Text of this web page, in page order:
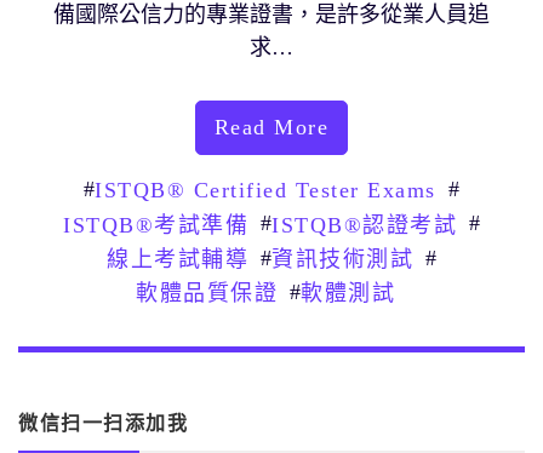
備國際公信力的專業證書，是許多從業人員追
求…
Read More
#ISTQB® Certified Tester Exams #
ISTQB®考試準備 #ISTQB®認證考試 #
線上考試輔導 #資訊技術測試 #
軟體品質保證 #軟體測試
微信扫一扫添加我